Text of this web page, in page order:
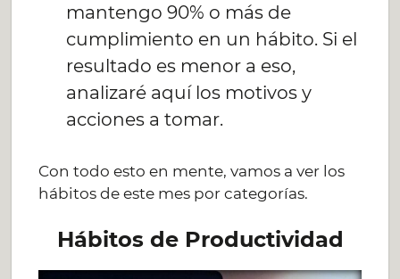
mantengo 90% o más de
cumplimiento en un hábito. Si el
resultado es menor a eso,
analizaré aquí los motivos y
acciones a tomar.
Con todo esto en mente, vamos a ver los
hábitos de este mes por categorías.
Hábitos de Productividad